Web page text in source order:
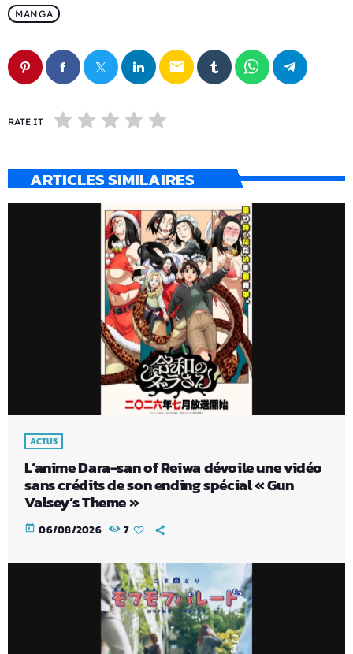
MANGA
email
RATE IT
ARTICLES SIMILAIRES
ACTUS
L’anime Dara-san of Reiwa dévoile une vidéo
sans crédits de son ending spécial « Gun
Valsey’s Theme »
today 06/08/2026 7